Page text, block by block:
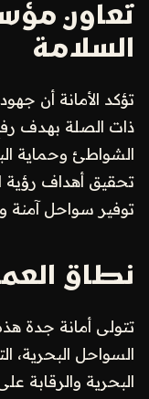
تعاون
السلامة
تؤكد الأمانة أن
ذات الصلة بهدف
الشواطئ وحماية
توفير سواحل آمنة
نطاق
تتولى أمانة جدة
السواحل البحرية،
البحرية والرقابة